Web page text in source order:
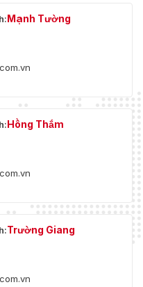
Mạnh Tường
Hồng Thắm
Trường Giang